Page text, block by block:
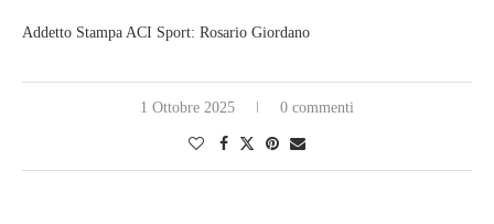
Addetto Stampa ACI Sport: Rosario Giordano
1 Ottobre 2025 0 commenti